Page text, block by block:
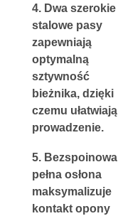
4. Dwa szerokie
stalowe pasy
zapewniają
optymalną
sztywność
bieżnika, dzięki
czemu ułatwiają
prowadzenie.
5. Bezspoinowa
pełna osłona
maksymalizuje
kontakt opony